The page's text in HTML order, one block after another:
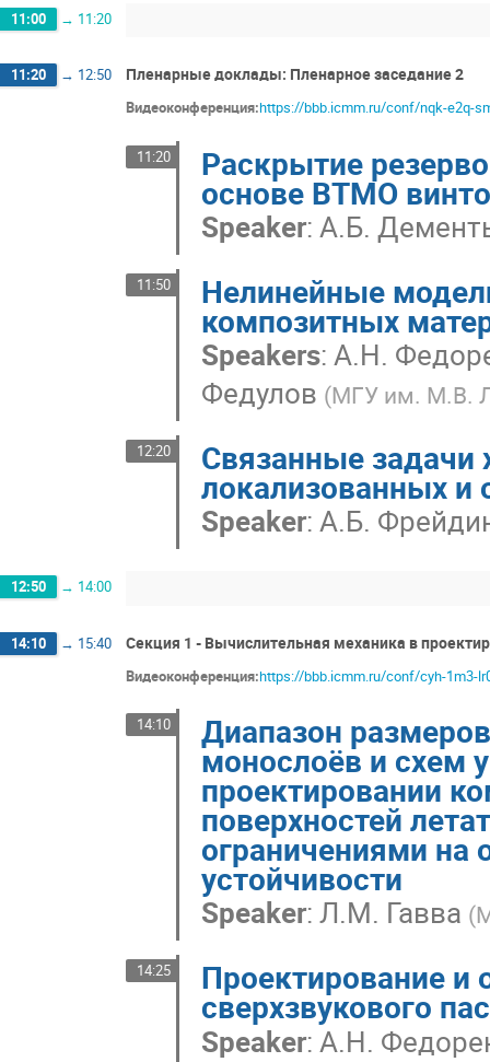
11:00 → 11:20
11:20 → 12:50 Пленарные доклады: Пленарное заседание 2
Видеоконференция:https://bbb.icmm.ru/conf/nqk-e2q-
11:20 Раскрытие
основе ВТМО
Speaker: А.Б.
11:50 Нелинейные
композитных
Speakers: А.Н.
Федулов (МГУ им. М.В.
12:20 Связанные задачи
локализованных и
Speaker: А.Б.
12:50 → 14:00
14:10 → 15:40 Секция 1 - Вычислительная механика в
Видеоконференция:https://bbb.icmm.ru/conf/cyh-1m3-
14:10 Диапазон
монослоёв и схем
проектировании
поверхностей
ограничениями на
устойчивости
Speaker: Л.М. Гавва (
14:25 Проектирование и
сверхзвукового
Speaker: А.Н.